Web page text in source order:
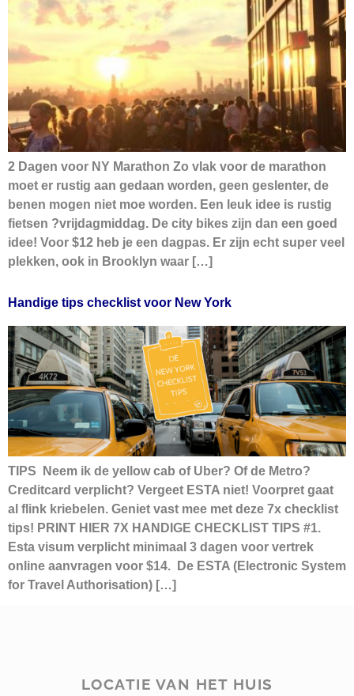
2 Dagen voor NY Marathon Zo vlak voor de marathon
moet er rustig aan gedaan worden, geen geslenter, de
benen mogen niet moe worden. Een leuk idee is rustig
fietsen ?vrijdagmiddag. De city bikes zijn dan een goed
idee! Voor $12 heb je een dagpas. Er zijn echt super veel
plekken, ook in Brooklyn waar […]
Handige tips checklist voor New York
TIPS Neem ik de yellow cab of Uber? Of de Metro?
Creditcard verplicht? Vergeet ESTA niet! Voorpret gaat
al flink kriebelen. Geniet vast mee met deze 7x checklist
tips! PRINT HIER 7X HANDIGE CHECKLIST TIPS #1.
Esta visum verplicht minimaal 3 dagen voor vertrek
online aanvragen voor $14. De ESTA (Electronic System
for Travel Authorisation) […]
LOCATIE VAN HET HUIS